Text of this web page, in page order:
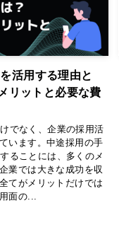
活用する理由と
リットと必要な費
でなく、企業の採用活
います。中途採用の手
ることには、多くのメ
業では大きな成功を収
てがメリットだけでは
面の...